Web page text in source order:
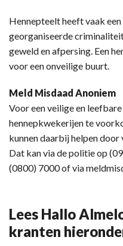
Hennepteelt heeft vaak
georganiseerde
geweld en afpersing. Een
voor een onveilige buurt.
Meld Misdaad Anoniem
Voor een veilige en
hennepkwekerijen te
kunnen daarbij helpen door
Dat kan via de politie op
(0800) 7000 of via
Lees Hallo
kranten